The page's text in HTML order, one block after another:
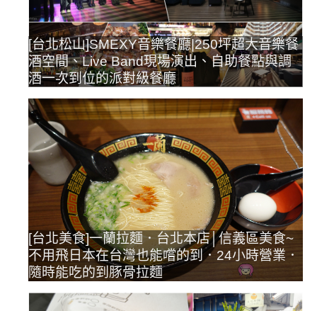
[台北松山]SMEXY音樂餐廳|250坪超大音樂餐
酒空間、Live Band現場演出、自助餐點與調
酒一次到位的派對級餐廳
[台北美食]一蘭拉麵．台北本店│信義區美食~
不用飛日本在台灣也能嚐的到．24小時營業．
隨時能吃的到豚骨拉麵